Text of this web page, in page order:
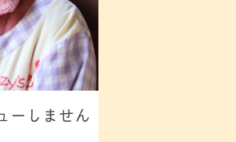
ーしません